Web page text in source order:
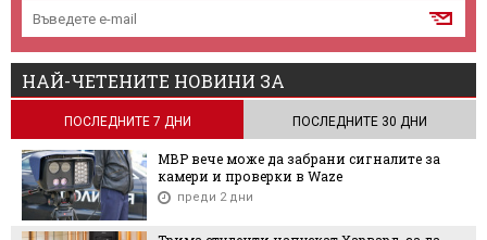
НАЙ-ЧЕТЕНИТЕ НОВИНИ ЗА
ПОСЛЕДНИТЕ 7 ДНИ ПОСЛЕДНИТЕ 30 ДНИ
МВР вече може да забрани сигналите за
камери и проверки в Waze
преди 2 дни